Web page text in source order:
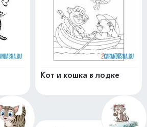
Кот и кошка в лодке